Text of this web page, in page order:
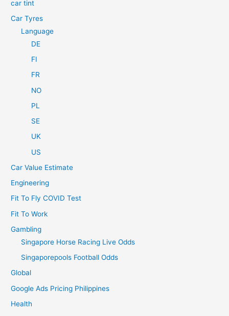
car tint
Car Tyres
Language
DE
FI
FR
NO
PL
SE
UK
US
Car Value Estimate
Engineering
Fit To Fly COVID Test
Fit To Work
Gambling
Singapore Horse Racing Live Odds
Singaporepools Football Odds
Global
Google Ads Pricing Philippines
Health